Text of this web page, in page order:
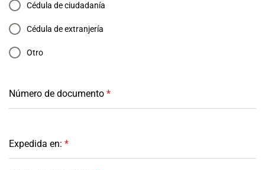
Cédula de ciudadanía
Cédula de extranjería
Otro
Número de documento *
Expedida en: *